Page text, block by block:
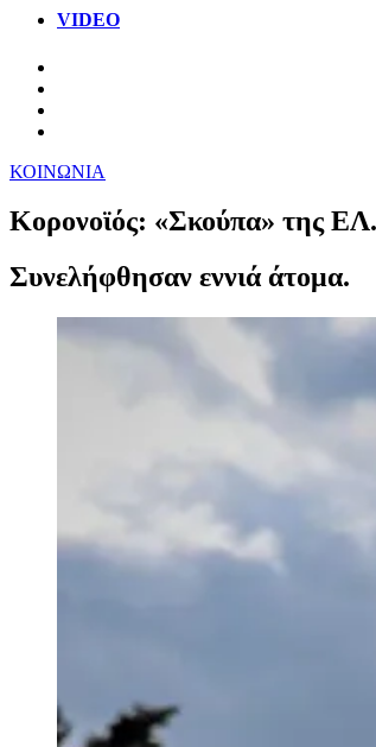
VIDEO
ΚΟΙΝΩΝΙΑ
Κορονοϊός: «Σκούπα» της
Συνελήφθησαν εννιά άτομα.